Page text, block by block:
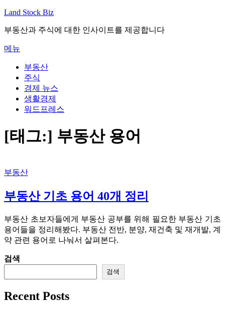
내
으
로
바
Land Stock Biz
부동산과 주식에 대한 인사이트를 제공합니다
메뉴
부동산
주식
경제 뉴스
생활경제
워드프레스
[태그:] 부동산 용어
부동산
부동산 기초 용어 40개 정리
부동산 초보자들에게 부동산 공부를 위해 필요한 부동산 기초
용어들을 정리해봤다. 부동산 전반, 분양, 재건축 및 재개발, 계
약 관련 용어로 나눠서 살펴본다.
검색
검색
Recent Posts